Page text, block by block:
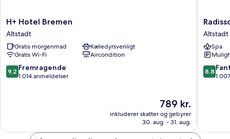
H+
Hotel
Bremen
Altstadt
H+ Hotel Bremen
Altstadt
Gratis morgenmad
Kæledyrsvenligt
Gratis Wi-Fi
Aircondition
9.2
ud
9,2 Fremragende
1.014 anmeldelser
Prisen
er
789 kr.
789 kr.
inkluderer skatter og gebyrer
30. aug. - 31. aug.
Blu
Hotel,
Bremen
Altstadt
Altstadt
Spa
8.8
ud
8,8